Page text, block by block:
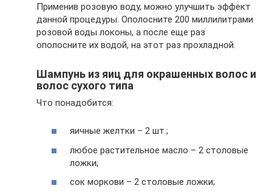
Применив розовую воду, можно улучшить эффект
данной процедуры. Ополосните 200 миллилитрами
розовой воды локоны, а после еще раз
ополосните их водой, на этот раз прохладной.
Шампунь из яиц для окрашенных волос и
волос сухого типа
Что понадобится:
яичные желтки – 2 шт.;
любое растительное масло – 2 столовые
ложки;
сок моркови – 2 столовые ложки;